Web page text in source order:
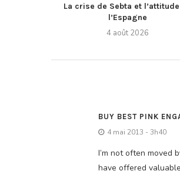
La crise de Sebta et
l’Espagne
4 août 2026
BUY BEST PINK
4 mai 2013 - 3h40
I’m not often moved
have offered